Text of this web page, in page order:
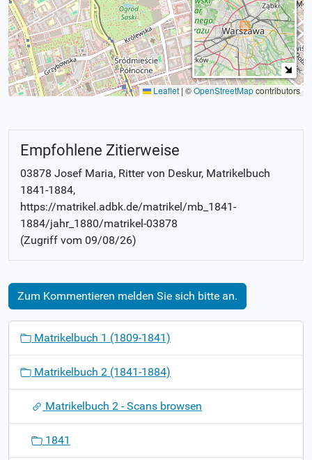
Leaflet | ©OpenStreetMapcontributors
Empfohlene Zitierweise
03878 Josef Maria, Ritter von Deskur, Matrikelbuch
1841-1884,
https://matrikel.adbk.de/matrikel/mb_1841-
1884/jahr_1880/matrikel-03878
(Zugriff vom 09/08/26)
Zum Kommentieren melden Sie sich bitte an.
Matrikelbuch 1 (1809-1841)
Matrikelbuch 2 (1841-1884)
Matrikelbuch 2 - Scans browsen
1841